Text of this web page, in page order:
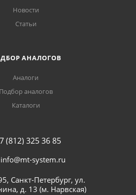
Новости
Статьи
АНАЛОГОВ
Аналоги
Подбор аналогов
Каталоги
(812) 325 36 85
info@mt-system.ru
Санкт-Петербург, ул.
д. 13 (м. Нарвская)